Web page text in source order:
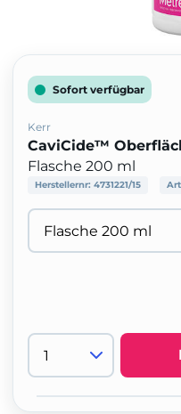
Sofort verfügbar
Kerr
CaviCide™
Flasche 200 ml
Herstellernr: 4731221/15